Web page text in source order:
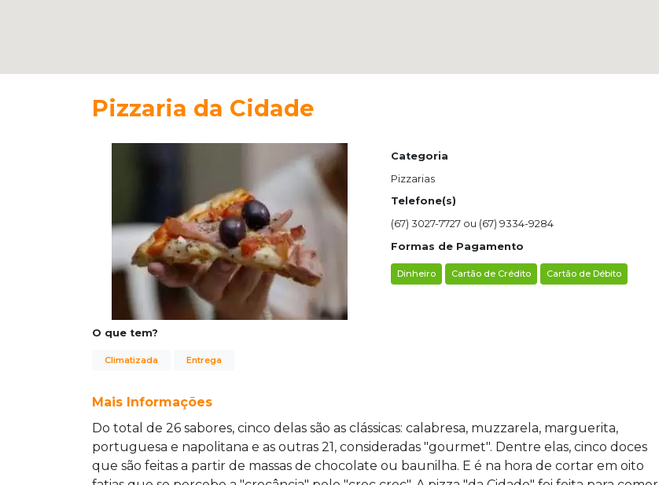
Pizzaria da Cidade
Categoria
Pizzarias
Telefone(s)
(67) 3027-7727 ou (67) 9334-9284
Formas de Pagamento
Dinheiro Cartão de Crédito Cartão de Débito
O que tem?
Climatizada Entrega
Mais Informações
Do total de 26 sabores, cinco delas são as clássicas: calabresa, muzzarela, marguerita,
portuguesa e napolitana e as outras 21, consideradas "gourmet". Dentre elas, cinco doces
que são feitas a partir de massas de chocolate ou baunilha. E é na hora de cortar em oito